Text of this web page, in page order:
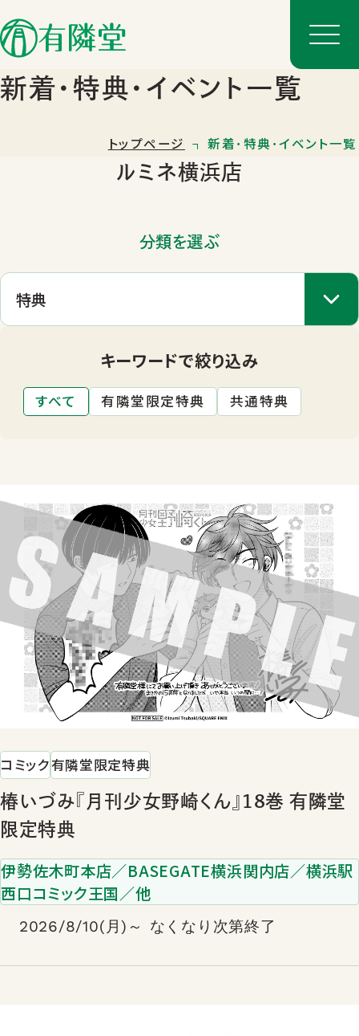
店舗一覧
新着･特典･イベント一覧
トップページ 新着･特典･イベント一覧
ルミネ横浜店
分類を選ぶ
キーワードで絞り込み
すべて 有隣堂限定特典 共通特典
コミック有隣堂限定特典
椿いづみ『月刊少女野崎くん』18巻 有隣堂
限定特典
伊勢佐木町本店／BASEGATE横浜関内店／横浜駅
西口コミック王国／他
2026/8/10(月)～ なくなり次第終了